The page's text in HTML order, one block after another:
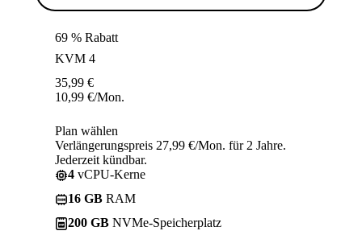
69 % Rabatt
KVM 4
35,99 €
10,99 €/Mon.
Plan wählen
Verlängerungspreis 27,99 €/Mon. für 2 Jahre.
Jederzeit kündbar.
4 vCPU-Kerne
16 GB RAM
200 GB NVMe-Speicherplatz